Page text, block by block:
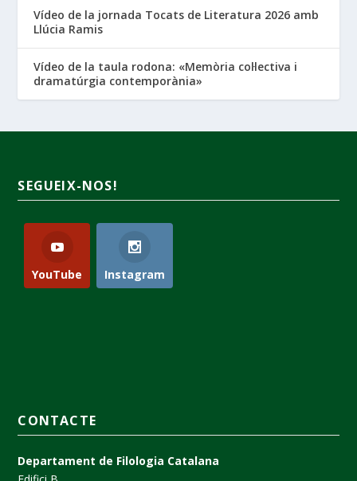
Vídeo de la jornada Tocats de Literatura 2026 amb
Llúcia Ramis
Vídeo de la taula rodona: «Memòria col·lectiva i
dramatúrgia contemporània»
SEGUEIX-NOS!
YouTube Instagram
CONTACTE
Departament de Filologia Catalana